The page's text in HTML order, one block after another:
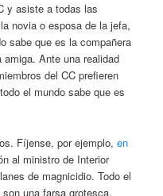
y asiste a todas las
novia o esposa de la jefa,
sabe que es la compañera
Ante una realidad
del CC prefieren
el mundo sabe que es
Fíjense, por ejemplo,en
al ministro de Interior
de magnicidio. Todo el
una farsa grotesca.